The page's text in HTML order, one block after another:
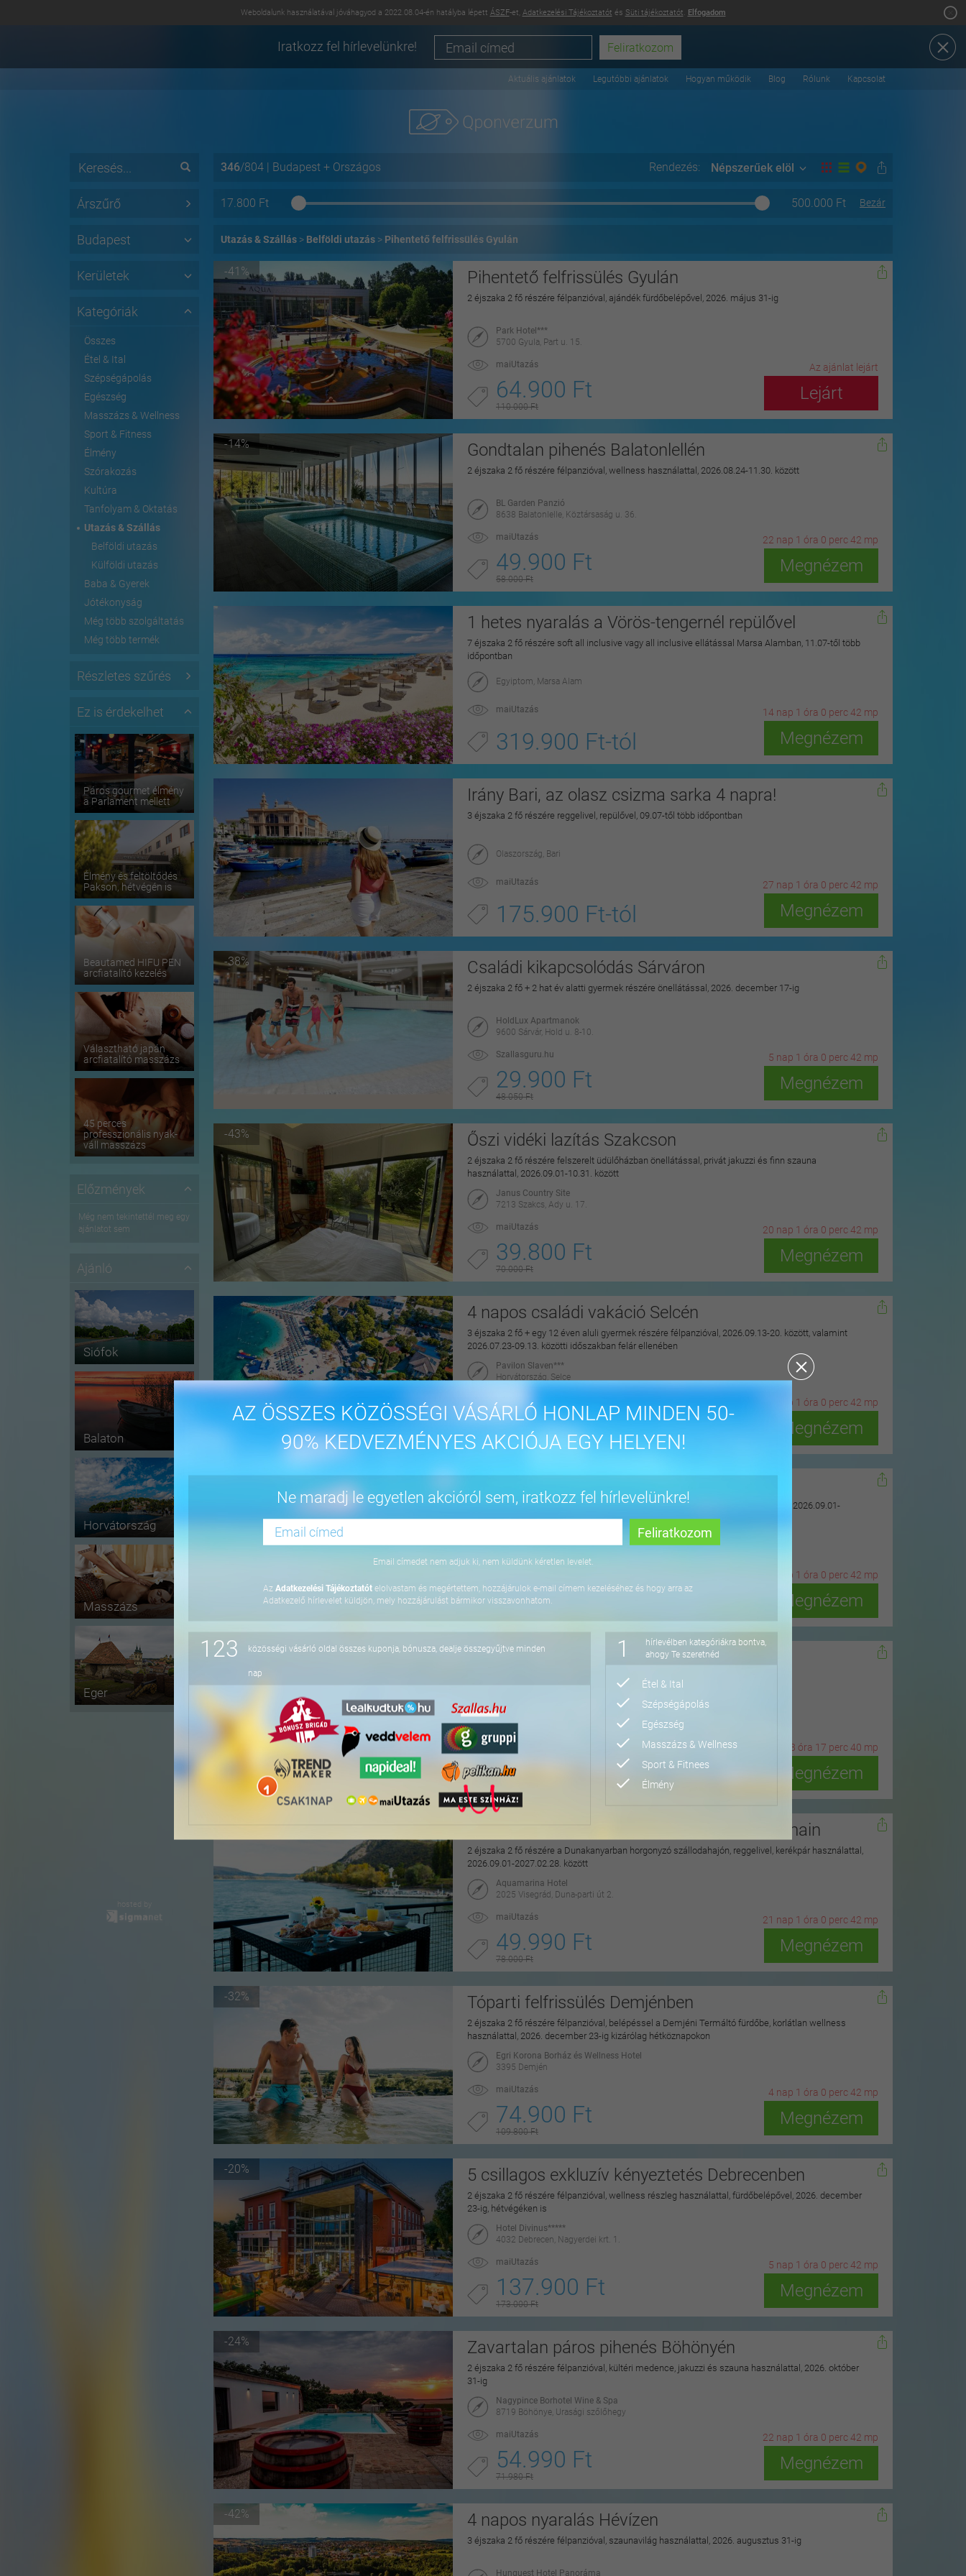
Weboldalunk használatával jóváhagyod a 2022.08.04-én hatályba lépett ÁSZF-et, Adatkezelési Tájékoztatót és Süti tájékoztatót. Elfogadom
Iratkozz fel hírlevelünkre!
AZ ÖSSZES KÖZÖSSÉGI VÁSÁRLÓ HONLAP MINDEN 50-
90% KEDVEZMÉNYES AKCIÓJA EGY HELYEN!
Ne maradj le egyetlen akcióról sem, iratkozz fel hírlevelünkre!
Email címedet nem adjuk ki, nem küldünk kéretlen levelet.
Az Adatkezelési Tájékoztatót elolvastam és megértettem, hozzájárulok e-mail címem kezeléséhez és hogy arra az
Adatkezelő hírlevelet küldjön, mely hozzájárulást bármikor visszavonhatom.
123 közösségi vásárló oldal összes kuponja, bónusza, dealje összegyűjtve minden
nap
1
hírlevélben kategóriákra bontva,
ahogy Te szeretnéd
Étel & Ital
Szépségápolás
Egészség
Masszázs & Wellness
Sport & Fitnees
Élmény
Aktuális ajánlatok Legutóbbi ajánlatok Hogyan működik Blog Rólunk Kapcsolat
Árszűrő
Budapest
Kerületek
Kategóriák
Összes
Étel & Ital
Szépségápolás
Egészség
Masszázs & Wellness
Sport & Fitness
Élmény
Szórakozás
Kultúra
Tanfolyam & Oktatás
Utazás & Szállás
Belföldi utazás
Külföldi utazás
Baba & Gyerek
Jótékonyság
Még több szolgáltatás
Még több termék
Részletes szűrés
Ez is érdekelhet
Páros gourmet élmény
a Parlament mellett
Élmény és feltöltődés
Pakson, hétvégén is
Beautamed HIFU PEN
arcfiatalító kezelés
Választható japán
arcfiatalító masszázs
45 perces
professzionális nyak-
váll masszázs
Előzmények
Még nem tekintettél meg egy
ajánlatot sem
Ajánló
Siófok
Balaton
Horvátország
Masszázs
Eger
hosted by
346/804 | Budapest + Országos Rendezés: Népszerűek elöl
17.800 Ft Bezár
500.000 Ft
Utazás & Szállás Belföldi utazás Pihentető felfrissülés Gyulán
-41% Pihentető felfrissülés Gyulán
2 éjszaka 2 fő részére félpanzióval, ajándék fürdőbelépővel, 2026. május 31-ig
Park Hotel***
5700 Gyula, Part u. 15.
maiUtazás Az ajánlat lejárt
64.900 Ft
110.000 Ft
Lejárt
-14% Gondtalan pihenés Balatonlellén
2 éjszaka 2 fő részére félpanzióval, wellness használattal, 2026.08.24-11.30. között
BL Garden Panzió
8638 Balatonlelle, Köztársaság u. 36.
maiUtazás 22 nap 1 óra 0 perc41 mp
49.900 Ft
58.000 Ft
Megnézem
1 hetes nyaralás a Vörös-tengernél repülővel
7 éjszaka 2 fő részére soft all inclusive vagy all inclusive ellátással Marsa Alamban, 11.07-től több
időpontban
Egyiptom, Marsa Alam
maiUtazás 14 nap 1 óra 0 perc41 mp
319.900 Ft-tól Megnézem
Irány Bari, az olasz csizma sarka 4 napra!
3 éjszaka 2 fő részére reggelivel, repülővel, 09.07-től több időpontban
Olaszország, Bari
maiUtazás 27 nap 1 óra 0 perc41 mp
175.900 Ft-tól Megnézem
-38% Családi kikapcsolódás Sárváron
2 éjszaka 2 fő + 2 hat év alatti gyermek részére önellátással, 2026. december 17-ig
HoldLux Apartmanok
9600 Sárvár, Hold u. 8-10.
Szallasguru.hu 5 nap 1 óra 0 perc41 mp
29.900 Ft
48.050 Ft
Megnézem
-43% Őszi vidéki lazítás Szakcson
2 éjszaka 2 fő részére felszerelt üdülőházban önellátással, privát jakuzzi és finn szauna
használattal, 2026.09.01-10.31. között
Janus Country Site
7213 Szakcs, Ady u. 17.
maiUtazás 20 nap 1 óra 0 perc41 mp
39.800 Ft
70.000 Ft
Megnézem
4 napos családi vakáció Selcén
3 éjszaka 2 fő + egy 12 éven aluli gyermek részére félpanzióval, 2026.09.13-20. között, valamint
2026.07.23-09.13. közötti időszakban felár ellenében
Pavilon Slaven***
Horvátország, Selce
ap 1 óra 0 perc41 mp
144.900 Ft Megnézem
-41%
2 éjszaka 2 fő részére félpanzióval, az Aquarius Élményfürdő szomszédságában, 2026.09.01-
2027.04.30. között
ap 1 óra 0 perc41 mp
69.900 Ft Megnézem
-16% 4 napos lazítás Bükfürdőn
3 éjszaka 2 fő részére önellátással, 2027. július 15-ig
Apartman Hotel Bükfürdő***
9740 Bük, Termál krt. 41/A
orango 18 óra 17 perc39 mp
64.800 Ft Megnézem
Hangulatos pihenés a visegrádi Duna hullámain
2 éjszaka 2 fő részére a Dunakanyarban horgonyzó szállodahajón, reggelivel, kerékpár használattal,
2026.09.01-2027.02.28. között
Aquamarina Hotel
2025 Visegrád, Duna-parti út 2.
maiUtazás 21 nap 1 óra 0 perc41 mp
49.990 Ft
78.000 Ft
Megnézem
-32% Tóparti felfrissülés Demjénben
2 éjszaka 2 fő részére félpanzióval, belépéssel a Demjéni Termáltó fürdőbe, korlátlan wellness
használattal, 2026. december 23-ig kizárólag hétköznapokon
Egri Korona Borház és Wellness Hotel
3395 Demjén
maiUtazás 4 nap 1 óra 0 perc41 mp
74.900 Ft
109.800 Ft
Megnézem
-20% 5 csillagos exkluzív kényeztetés Debrecenben
2 éjszaka 2 fő részére félpanzióval, wellness részleg használattal, fürdőbelépővel, 2026. december
23-ig, hétvégéken is
Hotel Divinus*****
4032 Debrecen, Nagyerdei krt. 1.
maiUtazás 5 nap 1 óra 0 perc41 mp
137.900 Ft
173.000 Ft
Megnézem
-24% Zavartalan páros pihenés Böhönyén
2 éjszaka 2 fő részére félpanzióval, kültéri medence, jakuzzi és szauna használattal, 2026. október
31-ig
Nagypince Borhotel Wine & Spa
8719 Böhönye, Urasági szőlőhegy
maiUtazás 22 nap 1 óra 0 perc41 mp
54.990 Ft
71.980 Ft
Megnézem
-42% 4 napos nyaralás Hévízen
3 éjszaka 2 fő részére félpanzióval, szaunavilág használattal, 2026. augusztus 31-ig
Hunguest Hotel Panoráma